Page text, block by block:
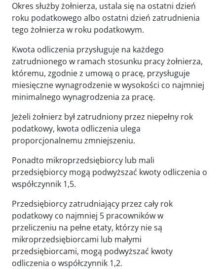
Okres służby żołnierza, ustala się na ostatni dzień
roku podatkowego albo ostatni dzień zatrudnienia
tego żołnierza w roku podatkowym.
Kwota odliczenia przysługuje na każdego
zatrudnionego w ramach stosunku pracy żołnierza,
któremu, zgodnie z umową o pracę, przysługuje
miesięczne wynagrodzenie w wysokości co najmniej
minimalnego wynagrodzenia za pracę.
Jeżeli żołnierz był zatrudniony przez niepełny rok
podatkowy, kwota odliczenia ulega
proporcjonalnemu zmniejszeniu.
Ponadto mikroprzedsiębiorcy lub mali
przedsiębiorcy mogą podwyższać kwoty odliczenia o
współczynnik 1,5.
Przedsiębiorcy zatrudniający przez cały rok
podatkowy co najmniej 5 pracowników w
przeliczeniu na pełne etaty, którzy nie są
mikroprzedsiębiorcami lub małymi
przedsiębiorcami, mogą podwyższać kwoty
odliczenia o współczynnik 1,2.